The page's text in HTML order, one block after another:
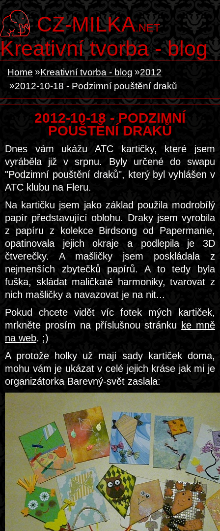
CZ-MILKA.NET
Kreativní tvorba - blog
Home Kreativní tvorba - blog
2012
2012-10-18 - Podzimní pouštění draků
2012-10-18 - PODZIMNÍ
POUŠTĚNÍ DRAKŮ
Dnes vám ukážu ATC kartičky, které jsem
vyráběla již v srpnu. Byly určené do swapu
"Podzimní pouštění draků", který byl vyhlášen v
ATC klubu na Fleru.
Na kartičku jsem jako základ použila modrobílý
papír představující oblohu. Draky jsem vyrobila
z papíru z kolekce Birdsong od Papermanie,
opatinovala jejich okraje a podlepila je 3D
čtverečky. A mašličky jsem poskládala z
nejmenších zbytečků papírů. A to tedy byla
fuška, skládat maličkaté harmoniky, tvarovat z
nich mašličky a navazovat je na nit...
Pokud chcete vidět víc fotek mých kartiček,
mrkněte prosím na příslušnou stránku ke mně
na web. ;)
A protože holky už mají sady kartiček doma,
mohu vám je ukázat v celé jejich kráse jak mi je
organizátorka Barevný-svět zaslala: